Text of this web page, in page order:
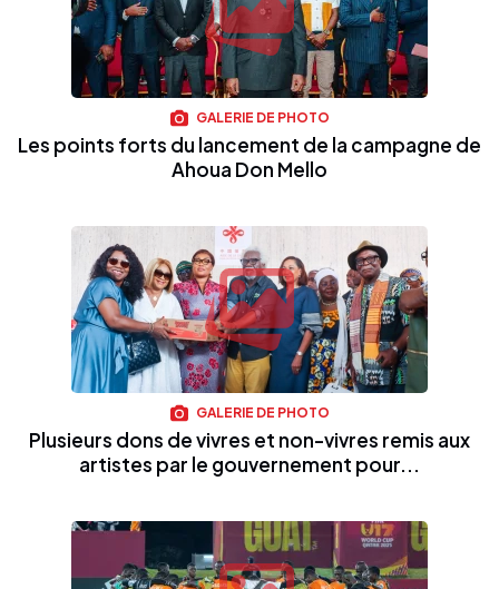
GALERIE DE PHOTO
Les points forts du lancement de la campagne de
Ahoua Don Mello
GALERIE DE PHOTO
Plusieurs dons de vivres et non-vivres remis aux
artistes par le gouvernement pour...